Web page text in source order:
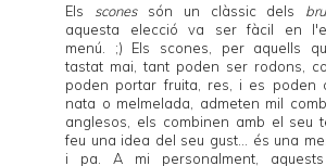
Els sconessón un clàssic dels
aquesta elecció va ser fàcil en
menú. ;) Els scones, per aquells
tastat mai, tant poden ser rodons,
poden portar fruita, res, i es poden
nata o melmelada, admeten mil
anglesos, els combinen amb el seu
feu una idea del seu gust... és una
i pa. A mi personalment,